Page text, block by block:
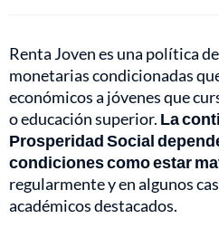
Renta Joven es una política
monetarias condicionadas
económicos a jóvenes que
o educación superior. La
Prosperidad Social
condiciones como estar
regularmente y en algunos
académicos destacados.